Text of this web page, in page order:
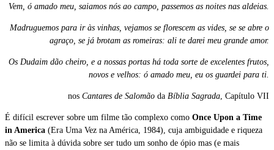
Vem, ó amado meu, saiamos nós ao campo, passemos as noites nas aldeias.
Madruguemos para ir às vinhas, vejamos se florescem as vides, se se abre o
agraço, se já brotam as romeiras: ali te darei meu grande amor.
Os Dudaim dão cheiro, e a nossas portas há toda sorte de excelentes frutos,
novos e velhos: ó amado meu, eu os guardei para ti.
nos Cantares de Salomão da Bíblia Sagrada , Capítulo VII
É difícil escrever sobre um filme tão complexo como Once Upon a Time
in America (Era Uma Vez na América, 1984), cuja ambiguidade e riqueza
não se limita à dúvida sobre ser tudo um sonho de ópio mas (e mais